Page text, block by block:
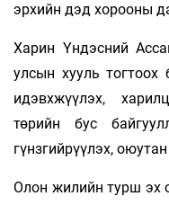
эрхийн дэд хорооны
Харин Үндэсний
улсын хууль тогтоох
идэвхжүүлэх,
төрийн бус
гүнзгийрүүлэх,
Олон жилийн турш эх